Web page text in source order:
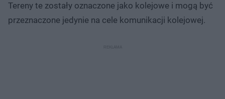
Tereny te zostały oznaczone jako kolejowe i mogą być
przeznaczone jedynie na cele komunikacji kolejowej.